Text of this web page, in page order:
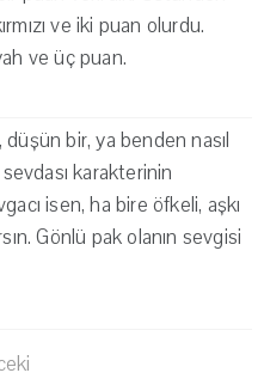
ve iki puan olurdu.
ve üç puan.
düşün bir, ya benden nasıl
karakterinin
isen, ha bire öfkeli, aşkı
Gönlü pak olanın sevgisi